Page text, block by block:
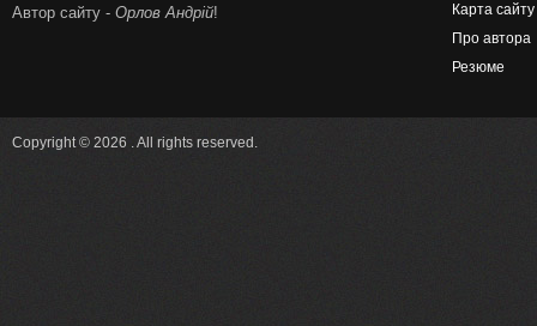
Автор сайту - Орлов Андрій!
Карта сайту
Про автора
Резюме
Copyright © 2026 . All rights reserved.